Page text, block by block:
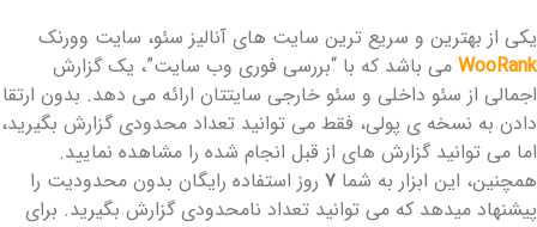
یکی از بهترین و سریع ترین سایت های آنالیز سئو، سایت وورنک
WooRankمی باشد که با “بررسی فوری وب سایت”، یک گزارش
اجمالی از سئو داخلی و سئو خارجی سایتتان ارائه می دهد. بدون ارتقا
دادن به نسخه ی پولی، فقط می توانید تعداد محدودی گزارش بگیرید،
اما می توانید گزارش های از قبل انجام شده را مشاهده نمایید.
همچنین، این ابزار به شما ۷روز استفاده رایگان بدون محدودیت را
پیشنهاد میدهد که می توانید تعداد نامحدودی گزارش بگیرید. برای